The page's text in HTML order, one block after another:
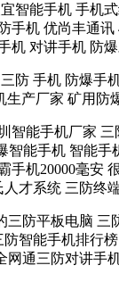
智能手机 手机
手机 优尚丰通
机 对讲手机 防爆
防 手机 防爆手
生产厂家 矿用
智能手机厂家
智能手机 智能
手机20000毫安
才系统 三防终
防平板电脑
智能手机排行
网通三防对讲手